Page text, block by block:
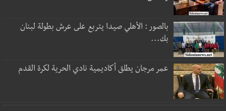
بالصور : الأهلي صيدا يتربع على عرش بطولة لبنان
بك...
عمر مرجان يطلق أكاديمية نادي الحرية لكرة القدم